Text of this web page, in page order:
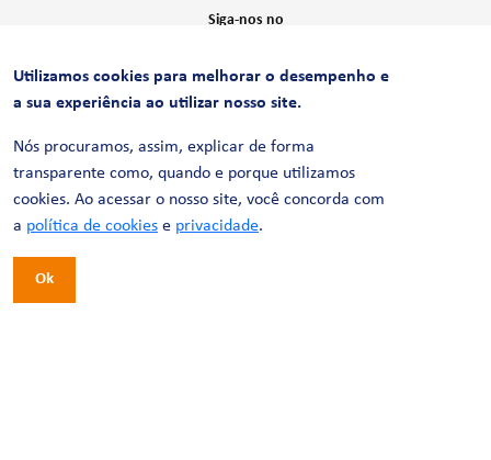
Siga-nos no
CERTIFICAÇÕES
Utilizamos cookies para melhorar o desempenho e
a sua experiência ao utilizar nosso site.
Nós procuramos, assim, explicar de forma
transparente como, quando e porque utilizamos
cookies. Ao acessar o nosso site, você concorda com
a política de cookies e privacidade.
Ok